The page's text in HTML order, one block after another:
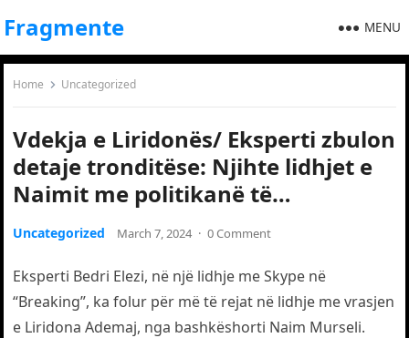
Fragmente MENU
Home Uncategorized
Vdekja e Liridonës/ Eksperti zbulon
detaje tronditëse: Njihte lidhjet e
Naimit me politikanë të…
Uncategorized March 7, 2024 · 0 Comment
Eksperti Bedri Elezi, në një lidhje me Skype në
“Breaking”, ka folur për më të rejat në lidhje me vrasjen
e Liridona Ademaj, nga bashkëshorti Naim Murseli.